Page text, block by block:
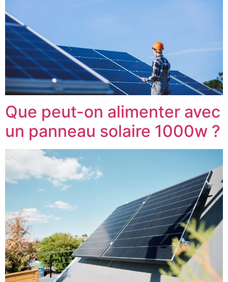
Que peut-on alimenter avec
un panneau solaire 1000w ?